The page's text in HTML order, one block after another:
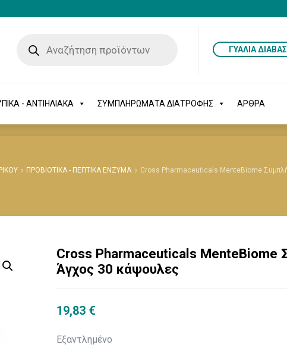
ΓΥΑΛΙΑ
- ΑΝΤΙΗΛΙΑΚΑ ΣΥΜΠΛΗΡΩΜΑΤΑ ΔΙΑΤΡΟΦΗΣ ΑΡΘΡΑ
- ΑΝΤΙΗΛΙΑΚΑ ΣΥΜΠΛΗΡΩΜΑΤΑ ΔΙΑΤΡΟΦΗΣ ΑΡΘΡΑ
ΠΡΟΒΙΟΤΙΚΑ - ΠΕΠΤΙΚΑ ΕΝΖΥΜΑ Cross Pharmaceuticals MenteBiome
Cross Pharmaceuticals MenteBiome
Άγχος 30 κάψουλες
19,83 €
Εξαντλημένο